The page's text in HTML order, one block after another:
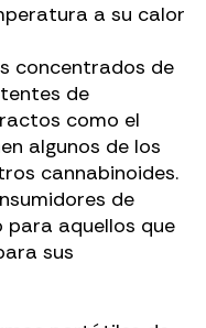
a su calor
concentrados de
de
como el
algunos de los
cannabinoides.
de
para aquellos que
sus